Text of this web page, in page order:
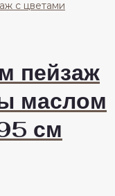
пейзаж
маслом
см